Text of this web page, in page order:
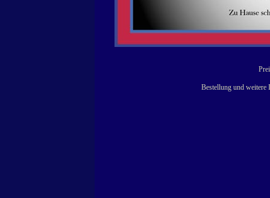
Bestellung und weitere